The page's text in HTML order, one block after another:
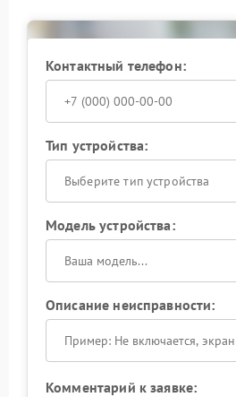
Контактный телефон:
Тип устройства:
Выберите тип устройства
Модель устройства:
Описание неисправности:
Комментарий к заявке: